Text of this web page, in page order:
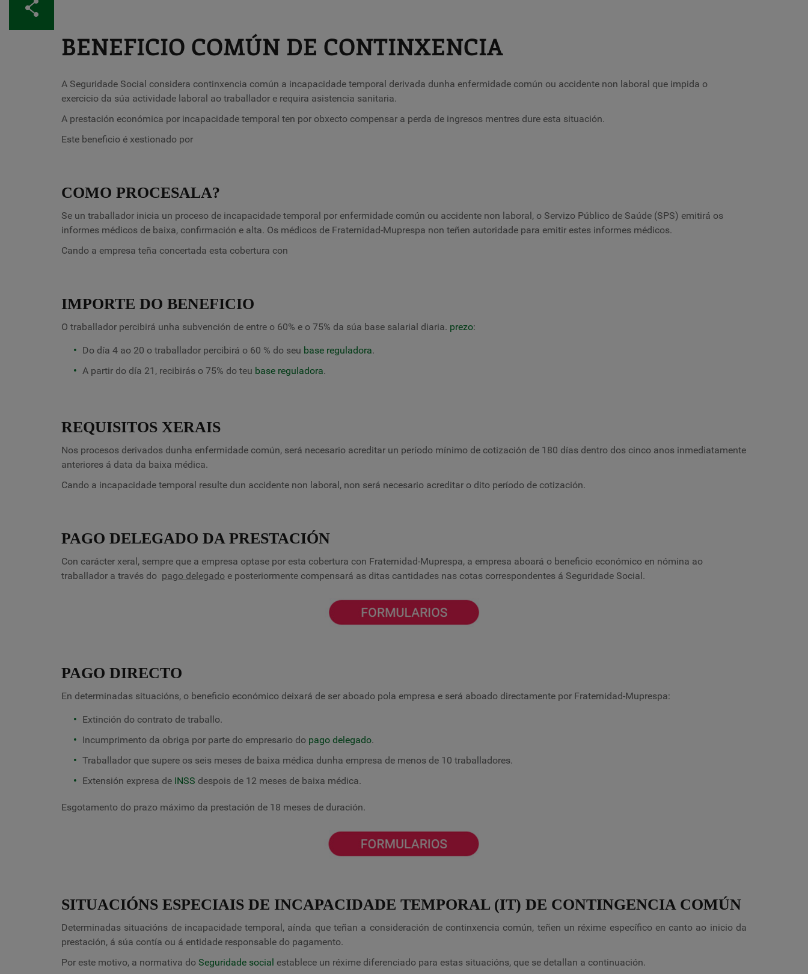
BENEFICIO COMÚN DE CONTINXENCIA
A Seguridade Social considera continxencia común a incapacidade temporal derivada dunha enfermidade común ou accidente non laboral que impida o
exercicio da súa actividade laboral ao traballador e requira asistencia sanitaria.
A prestación económica por incapacidade temporal ten por obxecto compensar a perda de ingresos mentres dure esta situación.
Este beneficio é xestionado por
COMO PROCESALA?
Se un traballador inicia un proceso de incapacidade temporal por enfermidade común ou accidente non laboral, o Servizo Público de Saúde (SPS) emitirá os
informes médicos de baixa, confirmación e alta. Os médicos de Fraternidad-Muprespa non teñen autoridade para emitir estes informes médicos.
Cando a empresa teña concertada esta cobertura con
IMPORTE DO BENEFICIO
O traballador percibirá unha subvención de entre o 60% e o 75% da súa base salarial diaria. prezo:
Do día 4 ao 20 o traballador percibirá o 60 % do seu base reguladora.
A partir do día 21, recibirás o 75% do teu base reguladora.
REQUISITOS XERAIS
Nos procesos derivados dunha enfermidade común, será necesario acreditar un período mínimo de cotización de 180 días dentro dos cinco anos inmediatamente
anteriores á data da baixa médica.
Cando a incapacidade temporal resulte dun accidente non laboral, non será necesario acreditar o dito período de cotización.
PAGO DELEGADO DA PRESTACIÓN
Con carácter xeral, sempre que a empresa optase por esta cobertura con Fraternidad-Muprespa, a empresa aboará o beneficio económico en nómina ao
traballador a través do pago delegado e posteriormente compensará as ditas cantidades nas cotas correspondentes á Seguridade Social.
PAGO DIRECTO
En determinadas situacións, o beneficio económico deixará de ser aboado pola empresa e será aboado directamente por Fraternidad-Muprespa:
Extinción do contrato de traballo.
Incumprimento da obriga por parte do empresario do pago delegado.
Traballador que supere os seis meses de baixa médica dunha empresa de menos de 10 traballadores.
Extensión expresa de INSS despois de 12 meses de baixa médica.
Esgotamento do prazo máximo da prestación de 18 meses de duración.
SITUACIÓNS ESPECIAIS DE INCAPACIDADE TEMPORAL (IT) DE CONTINGENCIA COMÚN
Determinadas situacións de incapacidade temporal, aínda que teñan a consideración de continxencia común, teñen un réxime específico en canto ao inicio da
prestación, á súa contía ou á entidade responsable do pagamento.
Por este motivo, a normativa do Seguridade social establece un réxime diferenciado para estas situacións, que se detallan a continuación.